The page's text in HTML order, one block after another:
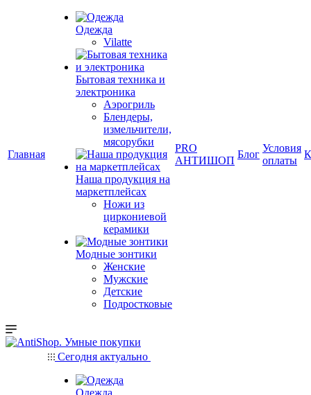
Главная
Одежда
Vilatte
Бытовая техника и
электроника
Аэрогриль
Блендеры,
измельчители,
мясорубки
Наша продукция на
маркетплейсах
Ножи из
циркониевой
керамики
Модные зонтики
Женские
Мужские
Детские
Подростковые
PRO
АНТИШОП
Блог
Условия
оплаты
Сегодня актуально
Одежда